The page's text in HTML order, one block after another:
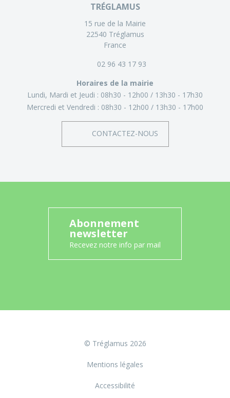
TRÉGLAMUS
15 rue de la Mairie
22540 Tréglamus
France
02 96 43 17 93
Horaires de la mairie
Lundi, Mardi et Jeudi : 08h30 - 12h00
13h30 - 17h30
Mercredi et Vendredi : 08h30 - 12h00 13h30 - 17h00
CONTACTEZ-NOUS
Abonnement
newsletter
Recevez notre info par mail
© Tréglamus 2026
Mentions légales
Accessibilité